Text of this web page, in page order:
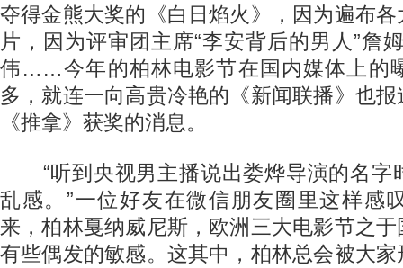
夺得金熊大奖的《白日焰火》，因为遍布
片，因为评审团主席“李安背后的男人”詹
伟……今年的柏林电影节在国内媒体上的
多，就连一向高贵冷艳的《新闻联播》也
《推拿》获奖的消息。
“听到央视男主播说出娄烨导演的名字
乱感。”一位好友在微信朋友圈里这样感
来，柏林戛纳威尼斯，欧洲三大电影节之
有些偶发的敏感。这其中，柏林总会被大